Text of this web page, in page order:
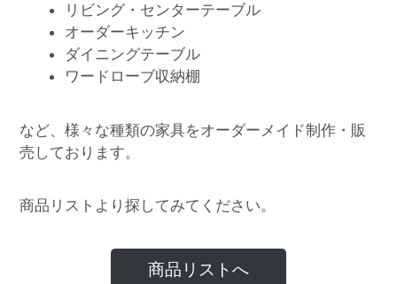
リビング・センターテーブル
オーダーキッチン
ダイニングテーブル
ワードローブ収納棚
など、様々な種類の家具をオーダーメイド制作・販
売しております。
商品リストより探してみてください。
商品リストへ